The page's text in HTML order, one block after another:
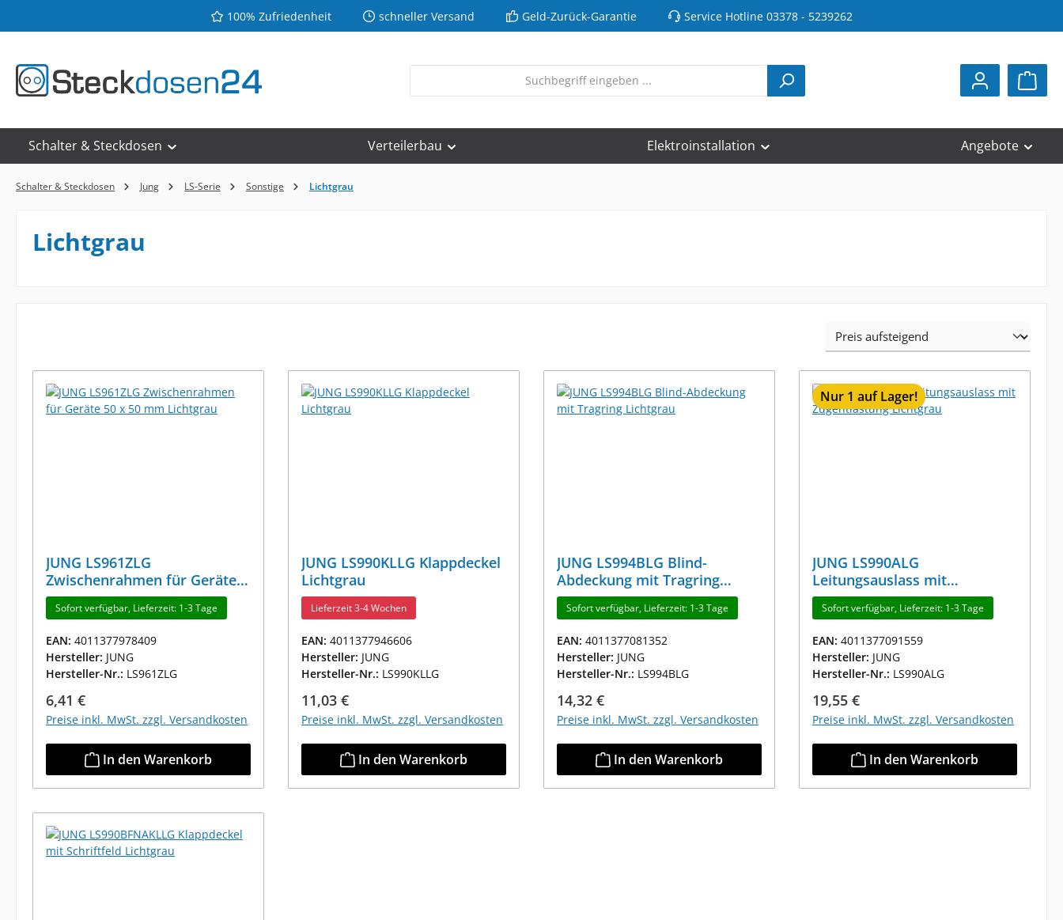
100% Zufriedenheit schneller Versand Geld-Zurück-Garantie Service Hotline 03378 - 5239262
Schalter & Steckdosen Verteilerbau Elektroinstallation Angebote
Schalter & Steckdosen Jung LS-Serie Sonstige Lichtgrau
Lichtgrau
JUNG LS961ZLG
Zwischenrahmen für Geräte
50 x 50 mm Lichtgrau
Sofort verfügbar, Lieferzeit: 1-3 Tage
EAN: 4011377978409
Hersteller: JUNG
Hersteller-Nr.: LS961ZLG
Regulärer Preis:
6,41 €
Preise inkl. MwSt. zzgl. Versandkosten
In den Warenkorb
JUNG LS990KLLG Klappdeckel
Lichtgrau
Lieferzeit 3-4 Wochen
EAN: 4011377946606
Hersteller: JUNG
Hersteller-Nr.: LS990KLLG
Regulärer Preis:
11,03 €
Preise inkl. MwSt. zzgl. Versandkosten
In den Warenkorb
JUNG LS994BLG Blind-
Abdeckung mit Tragring
Lichtgrau
Sofort verfügbar, Lieferzeit: 1-3 Tage
EAN: 4011377081352
Hersteller: JUNG
Hersteller-Nr.: LS994BLG
Regulärer Preis:
14,32 €
Preise inkl. MwSt. zzgl. Versandkosten
In den Warenkorb
Nur 1 auf Lager!
JUNG LS990ALG
Leitungsauslass mit
Zugentlastung Lichtgrau
Sofort verfügbar, Lieferzeit: 1-3 Tage
EAN: 4011377091559
Hersteller: JUNG
Hersteller-Nr.: LS990ALG
Regulärer Preis:
19,55 €
Preise inkl. MwSt. zzgl. Versandkosten
In den Warenkorb